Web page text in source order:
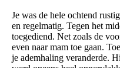
Je was de hele ochtend
en regelmatig. Tegen het
toegediend. Net zoals de
even naar mam toe gaan.
je ademhaling veranderde.